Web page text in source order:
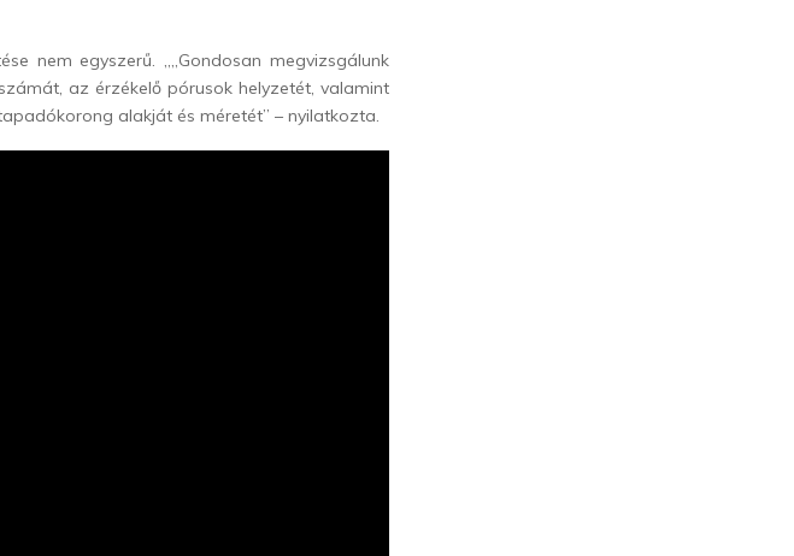
nem egyszerű. „„Gondosan megvizsgálunk
az érzékelő pórusok helyzetét, valamint
alakját és méretét” – nyilatkozta.